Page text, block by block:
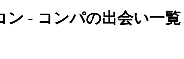
ン - コンパの出会い一覧